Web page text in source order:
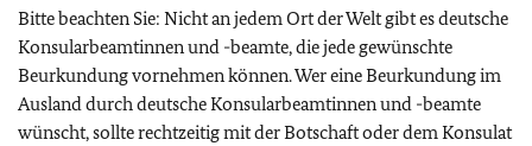
Bitte beachten Sie: Nicht an jedem Ort der Welt gibt es deutsche
Konsularbeamtinnen und -beamte, die jede gewünschte
Beurkundung vornehmen können. Wer eine Beurkundung im
Ausland durch deutsche Konsularbeamtinnen und -beamte
wünscht, sollte rechtzeitig mit der Botschaft oder dem Konsulat